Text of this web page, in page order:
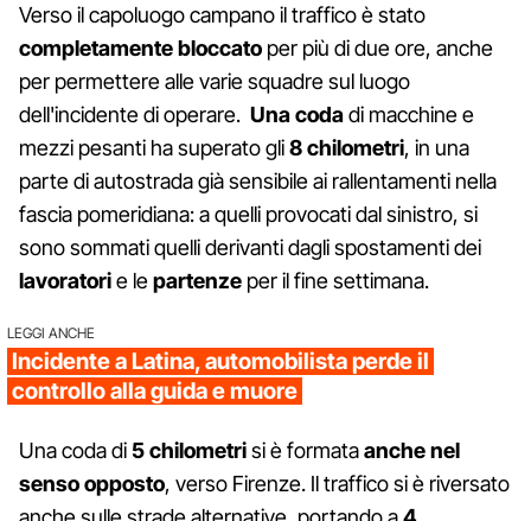
Verso il capoluogo campano il traffico è stato
completamentebloccato per più di due ore, anche
per permettere alle varie squadre sul luogo
dell'incidente di operare. Una codadi macchine e
mezzi pesanti ha superato gli8 chilometri, in una
parte di autostrada già sensibile ai rallentamenti nella
fascia pomeridiana: a quelli provocati dal sinistro, si
sono sommati quelli derivanti dagli spostamenti dei
lavoratorie lepartenze per il fine settimana.
LEGGI ANCHE
Incidente a Latina, automobilista perde il
controllo alla guida e muore
Una coda di 5 chilometrisi è formataanche nel
senso opposto, verso Firenze. Il traffico si è riversato